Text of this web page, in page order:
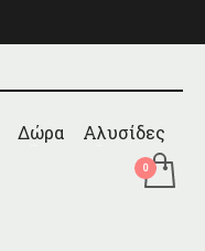
Δώρα Αλυσίδες